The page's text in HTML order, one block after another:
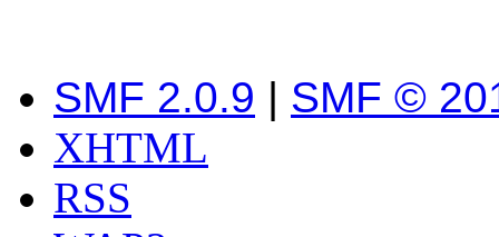
SMF 2.0.9 | SMF ©
XHTML
RSS